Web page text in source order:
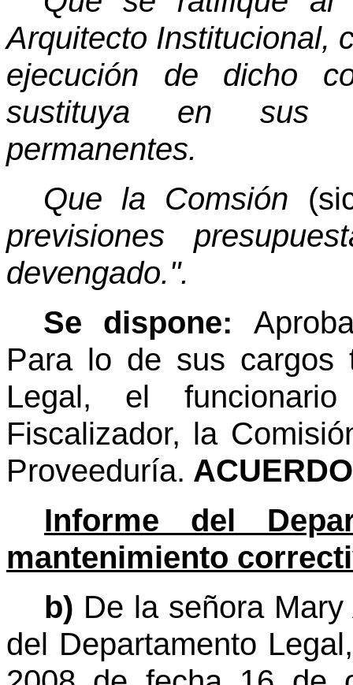
Arquitecto Institucional,
ejecución de dicho
sustituya en sus
permanentes.
Que la Comsión
previsiones
devengado.".
Se dispone:
Para lo de sus cargos
Legal, el
Fiscalizador, la
Proveeduría.
Informe del
mantenimiento
b) De la señora
del Departamento